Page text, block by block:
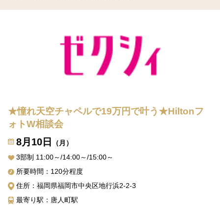
★憧れ天空チャペルで19万円で叶う★Hiltonフ
ォトW相談会
8月10日
（月）
3部制 11:00～/14:00～/15:00～
所要時間：120分程度
住所：福岡県福岡市中央区地行浜2-2-3
最寄り駅：唐人町駅